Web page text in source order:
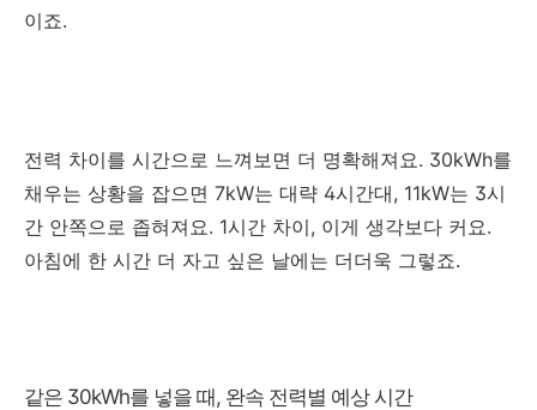
이죠.
전력 차이를 시간으로 느껴보면 더 명확해져요. 30kWh를
채우는 상황을 잡으면 7kW는 대략 4시간대, 11kW는 3시
간 안쪽으로 좁혀져요. 1시간 차이, 이게 생각보다 커요.
아침에 한 시간 더 자고 싶은 날에는 더더욱 그렇죠.
같은 30kWh를 넣을 때, 완속 전력별 예상 시간